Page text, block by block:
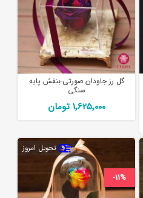
گل رز جاودان صورتی-بنفش پایه
سنگی
1٬625٬000 تومان
تحویل امروز
-11%